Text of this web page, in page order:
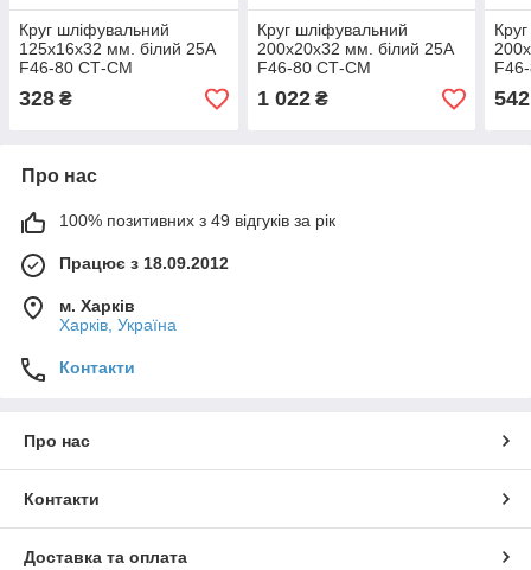
Круг шліфувальний
125х16х32 мм. білий 25А
F46-80 СТ-СМ
(електрокорунд)
328 ₴
Круг шліфувальний
200х20х32 мм. білий 25А
F46-80 СТ-СМ
(електрокорунд)
1 022₴ 542
Про нас
100% позитивних з 49 відгуків за рік
Працює з 18.09.2012
м. Харків
Харків, Україна
Контакти
Про нас
Контакти
Доставка та оплата